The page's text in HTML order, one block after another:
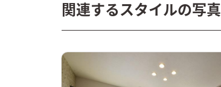
関連するスタイルの写真